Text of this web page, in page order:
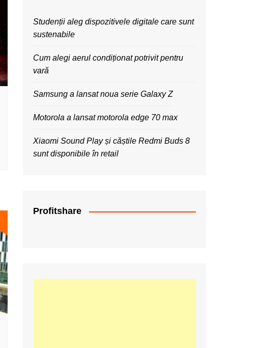
Studenții aleg dispozitivele digitale care sunt
sustenabile
Cum alegi aerul condiționat potrivit pentru
vară
Samsung a lansat noua serie Galaxy Z
Motorola a lansat motorola edge 70 max
Xiaomi Sound Play și căștile Redmi Buds 8
sunt disponibile în retail
Profitshare